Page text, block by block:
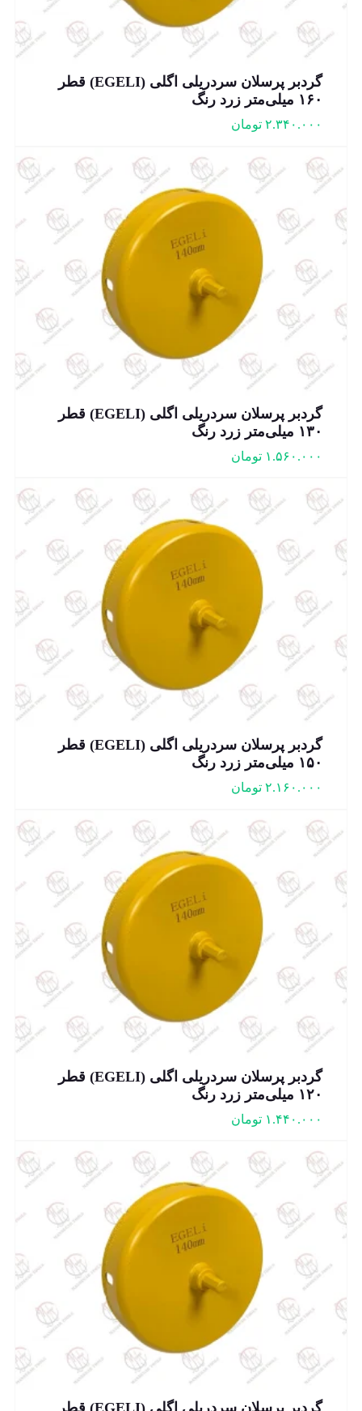
گردبر پرسلان سردریلی اگلی (EGELI) قطر
۱۶۰ میلی‌متر زرد رنگ
۲.۳۴۰.۰۰۰ تومان
گردبر پرسلان سردریلی اگلی (EGELI) قطر
۱۳۰ میلی‌متر زرد رنگ
۱.۵۶۰.۰۰۰ تومان
گردبر پرسلان سردریلی اگلی (EGELI) قطر
۱۵۰ میلی‌متر زرد رنگ
۲.۱۶۰.۰۰۰ تومان
گردبر پرسلان سردریلی اگلی (EGELI) قطر
۱۲۰ میلی‌متر زرد رنگ
۱.۴۴۰.۰۰۰ تومان
گردبر پرسلان سردریلی اگلی (EGELI) قطر